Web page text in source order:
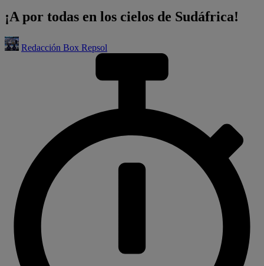
¡A por todas en los cielos de Sudáfrica!
Redacción Box Repsol